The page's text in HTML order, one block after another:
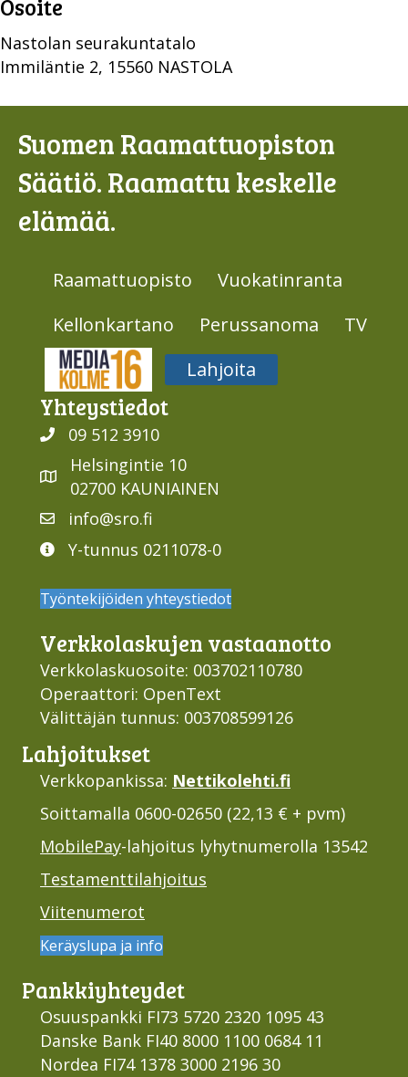
Osoite
Nastolan seurakuntatalo
Immiläntie 2, 15560 NASTOLA
Suomen Raamattuopiston
Säätiö. Raamattu keskelle
elämää.
Raamattuopisto
Vuokatinranta
Kellonkartano
Perussanoma
TV
Media316
Lahjoita
Yhteys­tiedot
09 512 3910
Helsingintie 10
02700 KAUNIAINEN
info@sro.fi
Y-tunnus 0211078-0
Työntekijöiden yhteystiedot
Verkko­laskujen vastaan­otto
Verkkolaskuosoite: 003702110780
Operaattori: OpenText
Välittäjän tunnus: 003708599126
Lahjoi­tukset
Verkkopankissa: Nettikolehti.fi
Soittamalla 0600-02650 (22,13 € + pvm)
MobilePay-lahjoitus lyhytnumerolla 13542
Testamenttilahjoitus
Viitenumerot
Keräyslupa ja info
Pankki­yhteydet
Osuuspankki FI73 5720 2320 1095 43
Danske Bank FI40 8000 1100 0684 11
Nordea FI74 1378 3000 2196 30